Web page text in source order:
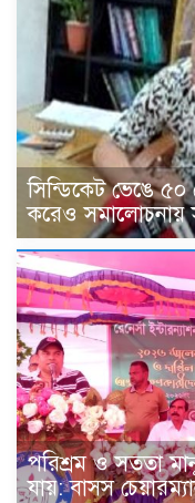
সিন্ডিকেট ভেঙে
করেও সমালোচনায়
পরিশ্রম ও সততা
যায়: বাসস